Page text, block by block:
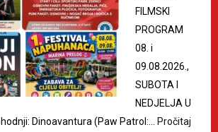
FILMSKI
PROGRAM
08. i
09.08.2026.,
SUBOTA I
NEDJELJA U
Dinoavantura (Paw Patrol:… Pročitaj